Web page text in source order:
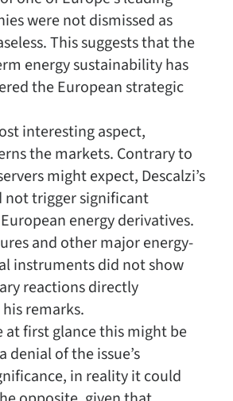
were not dismissed as
This suggests that the
energy sustainability has
the European strategic
interesting aspect,
the markets. Contrary to
might expect, Descalzi’s
not trigger significant
energy derivatives.
and other major energy-
instruments did not show
reactions directly
remarks.
at first glance this might be
denial of the issue’s
in reality it could